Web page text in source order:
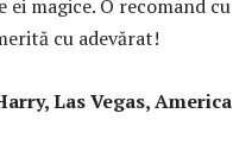
ei magice. O recomand cu
cu adevărat!
America